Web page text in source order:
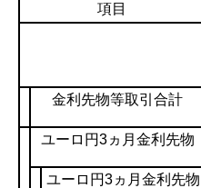
項目
金利先物等取引合計
ユーロ円3ヵ月金利先物
ユーロ円3ヵ月金利先物